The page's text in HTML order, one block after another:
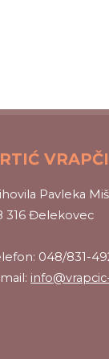
Pavleka
316 Đelekovec
048/831-